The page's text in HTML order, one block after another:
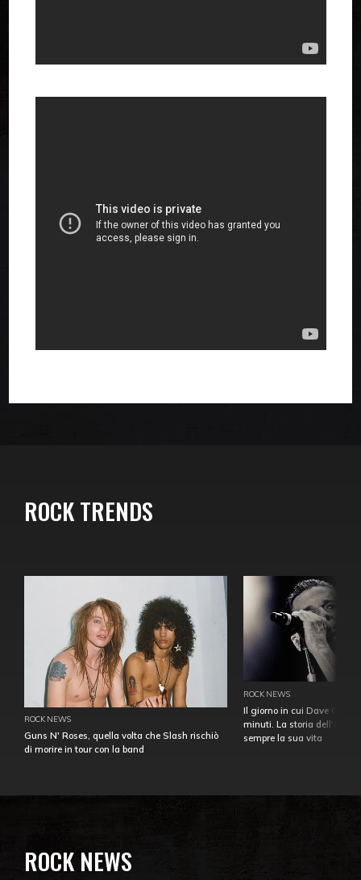
ROCK TRENDS
ROCK NEWS
Guns N' Roses, quella volta che Slash rischiò
di morire in tour con la band
ROCK NEWS
Il giorno in cui Dave
minuti. La storia
sempre la sua vita
ROCK NEWS